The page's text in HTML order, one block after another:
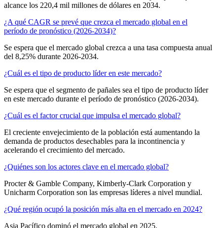
alcance los 220,4 mil millones de dólares en 2034.
¿A qué CAGR se prevé que crezca el mercado global en el
período de pronóstico (2026-2034)?
Se espera que el mercado global crezca a una tasa compuesta anual
del 8,25% durante 2026-2034.
¿Cuál es el tipo de producto líder en este mercado?
Se espera que el segmento de pañales sea el tipo de producto líder
en este mercado durante el período de pronóstico (2026-2034).
¿Cuál es el factor crucial que impulsa el mercado global?
El creciente envejecimiento de la población está aumentando la
demanda de productos desechables para la incontinencia y
acelerando el crecimiento del mercado.
¿Quiénes son los actores clave en el mercado global?
Procter & Gamble Company, Kimberly-Clark Corporation y
Unicharm Corporation son las empresas líderes a nivel mundial.
¿Qué región ocupó la posición más alta en el mercado en 2024?
Asia Pacífico dominó el mercado global en 2025.